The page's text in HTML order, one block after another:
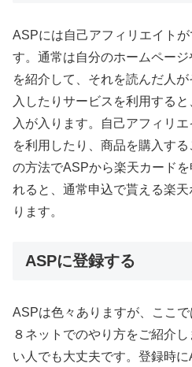
ASPには自己アフィリエイト
す。通常は自分のホームペー
を紹介して、それを読んだ人
入したりサービスを利用する
入が入ります。自己アフィリ
を利用したり、商品を購入す
の方法でASPから楽天カード
れると、通常申込で貰える楽
ります。
ASPに登録する
ASPは色々ありますが、ここ
８ネットでのやり方をご紹介
い人でも大丈夫です。登録時